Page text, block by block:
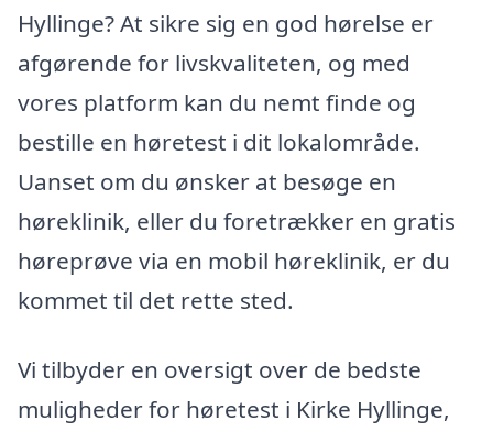
Hyllinge? At sikre sig en god hørelse er
afgørende for livskvaliteten, og med
vores platform kan du nemt finde og
bestille en høretest i dit lokalområde.
Uanset om du ønsker at besøge en
høreklinik, eller du foretrækker en gratis
høreprøve via en mobil høreklinik, er du
kommet til det rette sted.
Vi tilbyder en oversigt over de bedste
muligheder for høretest i Kirke Hyllinge,